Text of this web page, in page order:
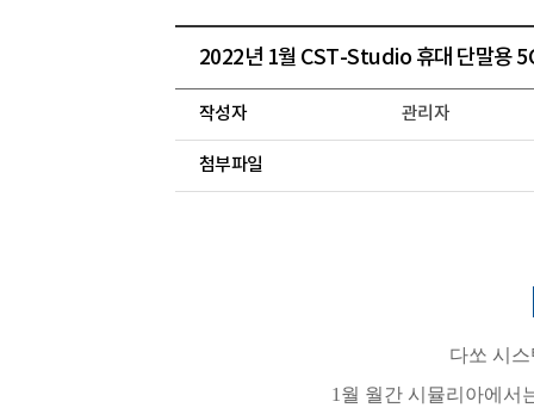
2022년 1월 CST-Studio 휴대 단말용
작성자 관리자
첨부파일
다쏘 시
1월 월간 시뮬리아에서